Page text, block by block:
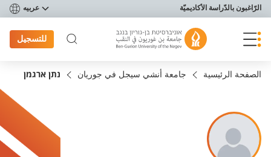
תפריט נגישות
الرّاغبون بالدّراسة الأكاديميّة عربيه
للتسجيل
الصفحة الرئيسية جامعة أنشي سيجل في جوريان נתן ארגמן